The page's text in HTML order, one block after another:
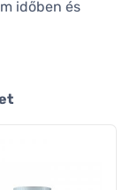
időben és